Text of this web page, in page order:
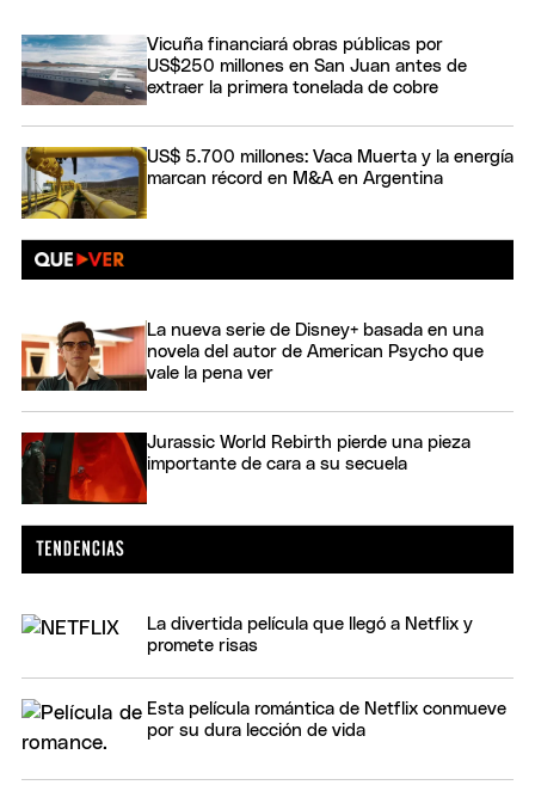
Vicuña financiará obras públicas por
US$250 millones en San Juan antes de
extraer la primera tonelada de cobre
US$ 5.700 millones: Vaca Muerta y la energía
marcan récord en M&A en Argentina
La nueva serie de Disney+ basada en una
novela del autor de American Psycho que
vale la pena ver
Jurassic World Rebirth pierde una pieza
importante de cara a su secuela
La divertida película que llegó a Netflix y
promete risas
Esta película romántica de Netflix conmueve
por su dura lección de vida